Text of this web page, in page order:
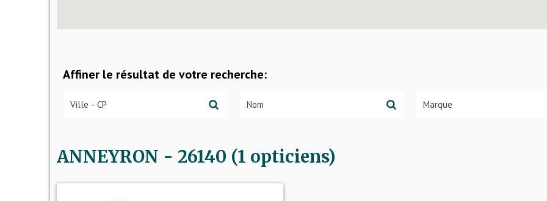
Affiner le résultat de votre recherche:
ANNEYRON - 26140 (1 opticiens)